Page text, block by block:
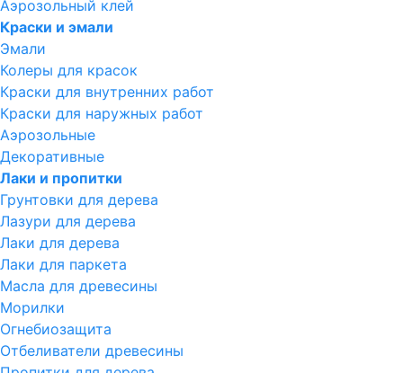
Аэрозольный клей
Краски и эмали
Эмали
Колеры для красок
Краски для внутренних работ
Краски для наружных работ
Аэрозольные
Декоративные
Лаки и пропитки
Грунтовки для дерева
Лазури для дерева
Лаки для дерева
Лаки для паркета
Масла для древесины
Морилки
Огнебиозащита
Отбеливатели древесины